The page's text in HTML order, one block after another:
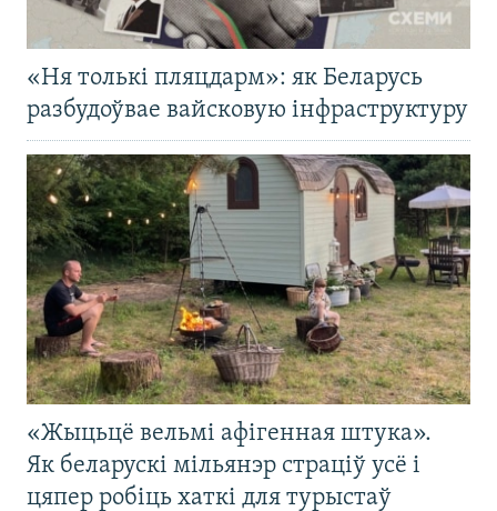
«Ня толькі пляцдарм»: як Беларусь
разбудоўвае вайсковую інфраструктуру
«Жыцьцё вельмі афігенная штука».
Як беларускі мільянэр страціў усё і
цяпер робіць хаткі для турыстаў